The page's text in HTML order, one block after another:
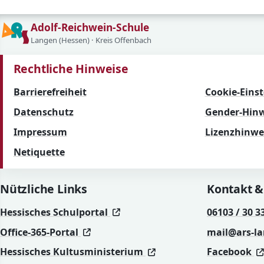
Adolf-Reichwein-Schule
Langen (Hessen) · Kreis Offenbach
Rechtliche Hinweise
Barrierefreiheit
Cookie-
Datenschutz
Gender-
Impressum
Netiquette
Nützliche Links
Hessisches Schulportal (öffnet in neuem Fenster)
(öffnet in neuem Fenster)
Office-365-Portal
(öffnet in neuem Fenster)
(öffnet in neuem Fenster)
Hessisches Kultusministerium
(öffnet in neuem
(öffnet in neuem
Kontakt
06103 / 30
mail@ars-
Facebook